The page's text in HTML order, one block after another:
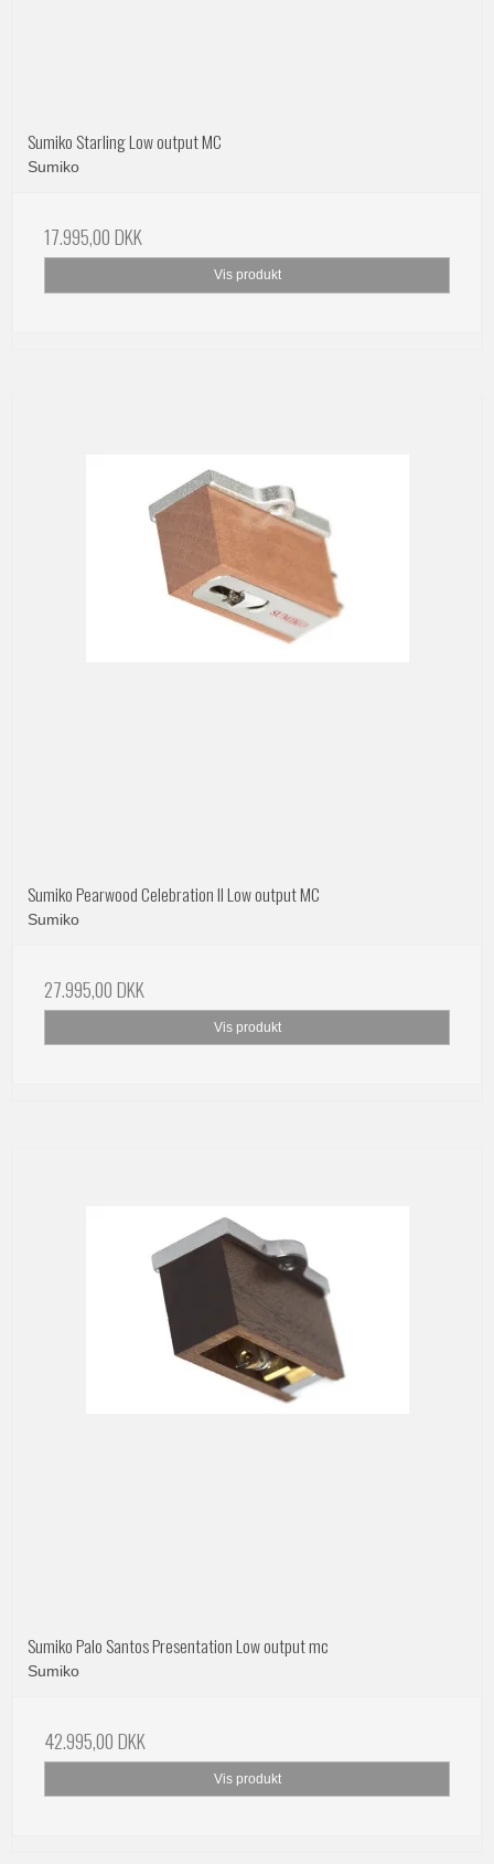
Sumiko Starling Low output MC
Sumiko
17.995,00 DKK
Vis produkt
Sumiko Pearwood Celebration II Low output MC
Sumiko
27.995,00 DKK
Vis produkt
Sumiko Palo Santos Presentation Low output mc
Sumiko
42.995,00 DKK
Vis produkt